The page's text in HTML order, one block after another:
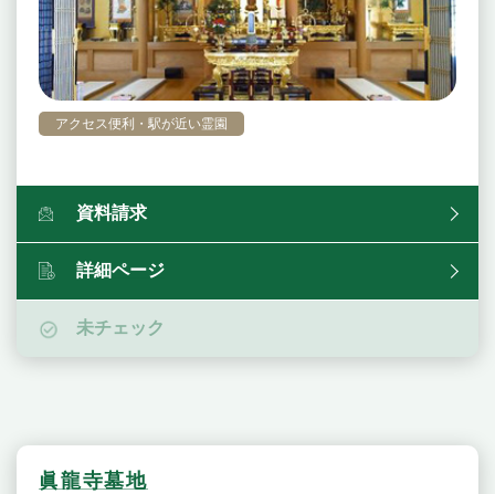
アクセス便利・駅が近い霊園
資料請求
詳細ページ
未チェック
眞龍寺墓地